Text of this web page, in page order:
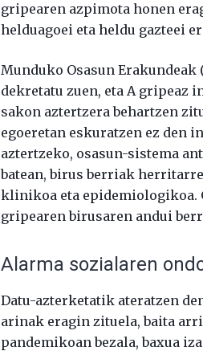
gripearen azpimota honen
helduagoei eta heldu gazteei
Munduko Osasun Erakundeak
dekretatu zuen, eta A gripeaz
sakon aztertzera behartzen
egoeretan eskuratzen ez den
aztertzeko, osasun-sistema
batean, birus berriak
klinikoa eta epidemiologikoa.
gripearen birusaren andui
Alarma sozialaren
Datu-azterketatik ateratzen
arinak eragin zituela, baita
pandemikoan bezala, baxua